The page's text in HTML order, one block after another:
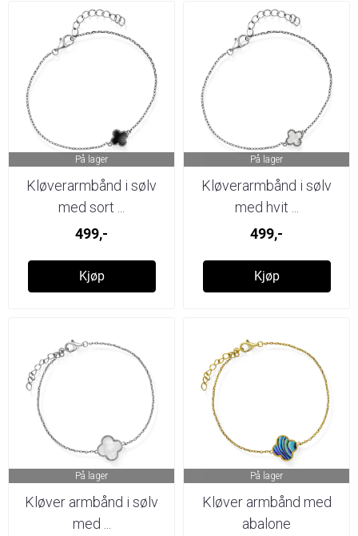
På lager
Kløverarmbånd i sølv
med sort ...
499,-
Kjøp
På lager
Kløverarmbånd i sølv
med hvit ...
499,-
Kjøp
På lager
Kløver armbånd i sølv
med ...
På lager
Kløver armbånd med
abalone